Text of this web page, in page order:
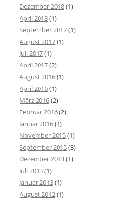
Dezember 2018(1)
April 2018(1)
September 2017(1)
August 2017(1)
Juli 2017(1)
April 2017(2)
August 2016(1)
April 2016(1)
März 2016(2)
Februar 2016(2)
Januar 2016(1)
November 2015(1)
September 2015(3)
Dezember 2013(1)
Juli 2013(1)
Januar 2013(1)
August 2012(1)